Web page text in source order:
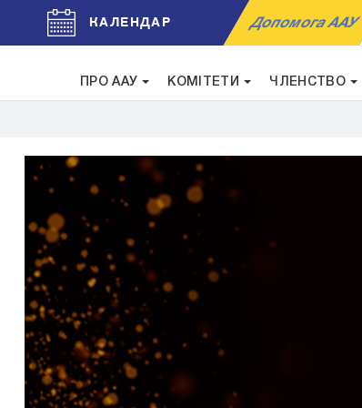
КАЛЕНДАР Допомога ААУ
ПРО ААУ КОМІТЕТИ ЧЛЕНСТВО